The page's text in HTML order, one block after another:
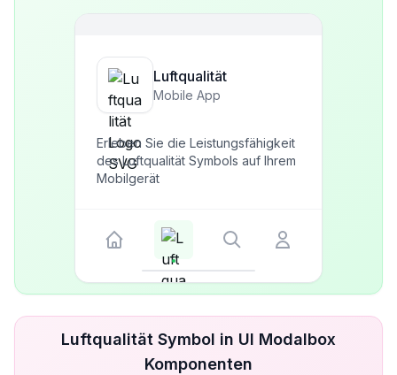
Luftqualität
Mobile App
Erleben Sie die Leistungsfähigkeit
des Luftqualität Symbols auf Ihrem
Mobilgerät
Luftqualität Symbol in UI Modalbox
Komponenten